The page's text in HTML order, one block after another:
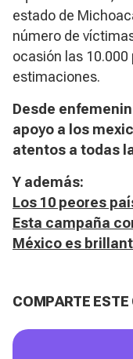
estado de
número de
ocasión las
estimaciones.
Desde
apoyo a los
atentos a todas
Y además:
Los 10 peores
Esta campaña
México es
COMPARTE